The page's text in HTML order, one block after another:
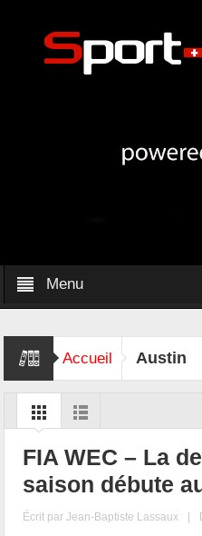
Menu
Accueil Austin
FIA WEC – La
saison débute
Écrit parJean-Baptiste Lassaux |